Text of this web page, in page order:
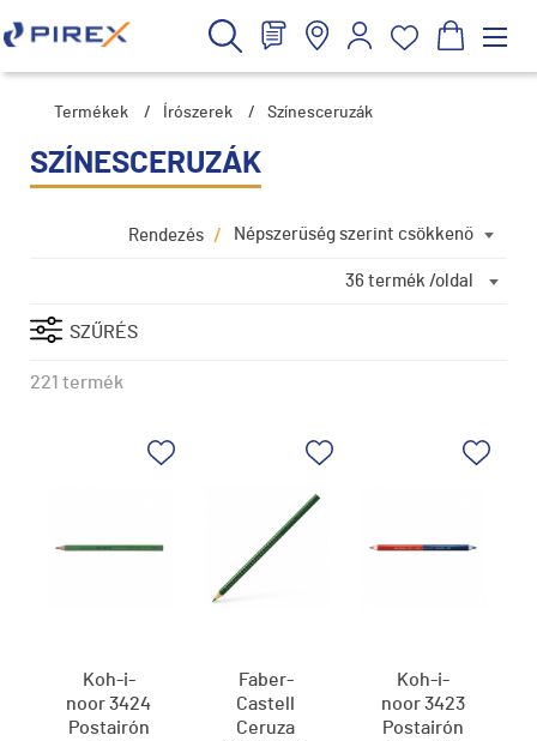
Termékek / Írószerek / Színesceruzák
SZÍNESCERUZÁK
Népszerűség szerint csökkenő
Rendezés /
36 termék /oldal
SZŰRÉS
221 termék
Koh-i-
noor 3424
Postairón
Faber-
Castell
Ceruza
Koh-i-
noor 3423
Postairón